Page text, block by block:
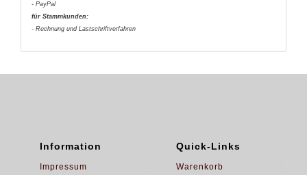
- PayPal
für Stammkunden:
- Rechnung und Lastschriftverfahren
Information
Impressum
Quick-Links
Warenkorb